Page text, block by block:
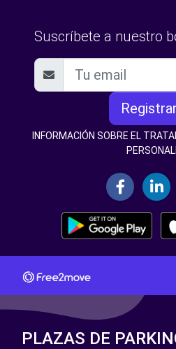
Suscríbete a nuestro
INFORMACIÓN SOBRE EL
PLAZAS DE